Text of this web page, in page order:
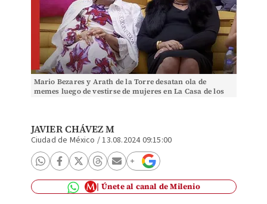
Mario Bezares y Arath de la Torre desatan ola de
memes luego de vestirse de mujeres en La Casa de los
JAVIER CHÁVEZ M
Ciudad de México /13.08.2024 09:15:00
Únete al canal de Milenio